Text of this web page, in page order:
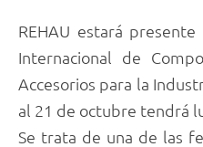
REHAU estará
Internacional de
Accesorios para la
al 21 de octubre tendrá
Se trata de una de las